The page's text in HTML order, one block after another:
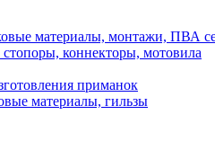
материалы, монтажи, ПВА
коннекторы, мотовила
приманок
материалы, гильзы